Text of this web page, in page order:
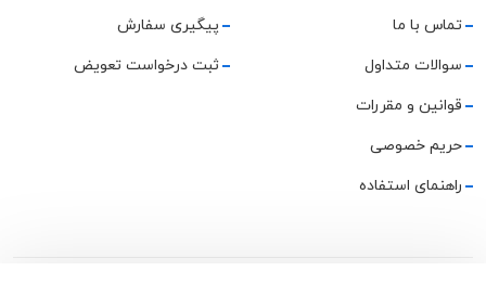
تماس با ما
سوالات متداول
قوانین و مقررات
حریم خصوصی
راهنمای استفاده
پیگیری سفارش
ثبت درخواست تعویض